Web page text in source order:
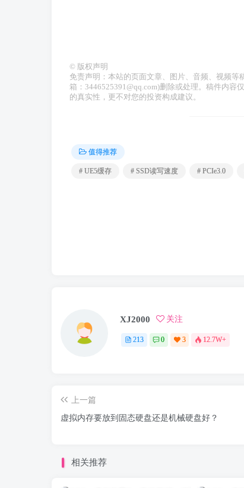
© 版权声明
免责声明：本站的页面文章、图片、音频、视频
箱：3446525391@qq.com)删除或处理。稿件内
的真实性，更不对您的投资构成建议。
值得推荐
# UE5缓存 # SSD读写速度 # PCIe3.0
XJ2000 关注
213 0 3
12.7W+
上一篇
虚拟内存要放到固态硬盘还是机械硬盘好？
相关推荐